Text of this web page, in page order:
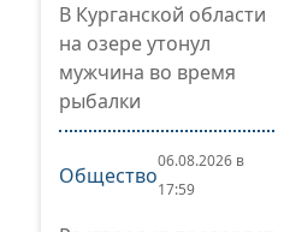
В Курганской области
на озере утонул
мужчина во время
рыбалки
Общество
06.08.2026 в
17:59